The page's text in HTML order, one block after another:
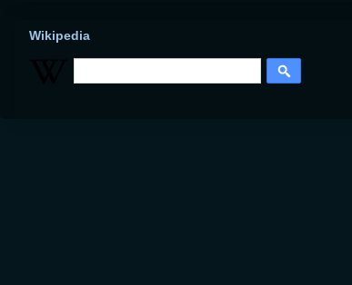
Wikipedia